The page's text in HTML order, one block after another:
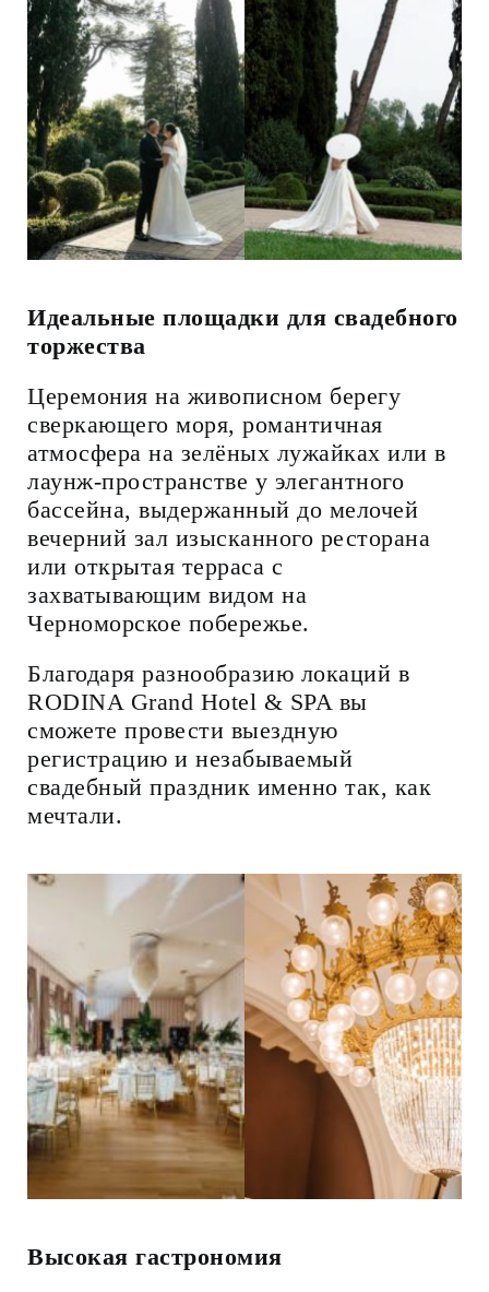
Идеальные площадки для свадебного
торжества
Церемония на живописном берегу
сверкающего моря, романтичная
атмосфера на зелёных лужайках или в
лаунж-пространстве у элегантного
бассейна, выдержанный до мелочей
вечерний зал изысканного ресторана
или открытая терраса с
захватывающим видом на
Черноморское побережье.
Благодаря разнообразию локаций в
RODINA Grand Hotel & SPA вы
сможете провести выездную
регистрацию и незабываемый
свадебный праздник именно так, как
мечтали.
Высокая гастрономия